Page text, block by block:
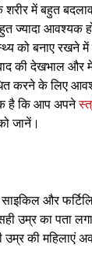
में बहुत
ज्यादा आवश्यक
को बनाए रखने
की देखभाल और
करने के लिए
है कि आप अपने
जानें।
और
उम्र का पता
की महिलाएं